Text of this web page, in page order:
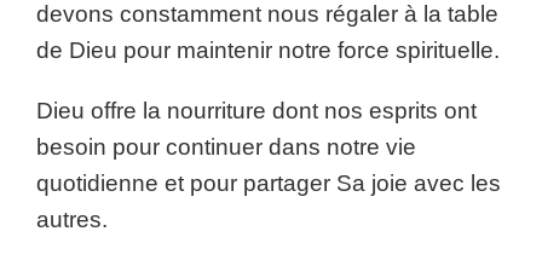
devons constamment nous régaler à la table
de Dieu pour maintenir notre force spirituelle.
Dieu offre la nourriture dont nos esprits ont
besoin pour continuer dans notre vie
quotidienne et pour partager Sa joie avec les
autres.